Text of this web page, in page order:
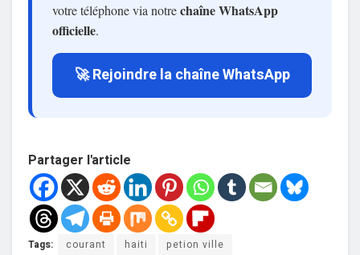
votre téléphone via notrechaîne WhatsApp
officielle.
🚀 Rejoindre la chaîne WhatsApp
Partager l'article
Tags: courant haiti petion ville